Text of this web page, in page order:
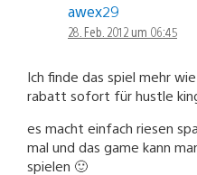
awex29
28. Feb. 2012 um 06:45
Ich finde das spiel mehr
rabatt sofort für hustle
es macht einfach riesen
mal und das game kann
spielen 🙂